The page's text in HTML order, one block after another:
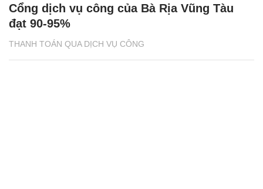
THANH TOÁN QUA DỊCH VỤ CÔNG
Cổng dịch vụ công của Bà Rịa Vũng Tàu
đạt 90-95%